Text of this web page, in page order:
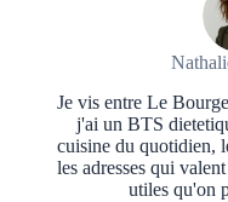
Je vis entre Le
j'ai un BTS
cuisine du quotidien,
les adresses qui
utiles qu'on